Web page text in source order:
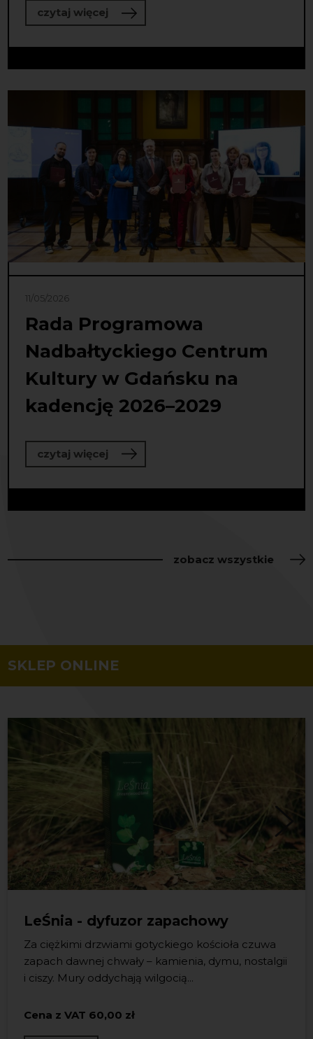
czytaj więcejo Wiemy, w czyje ręce trafiła
11/05/2026
Rada Programowa
Nadbałtyckiego Centrum
Kultury w Gdańsku na
kadencję 2026–2029
czytaj więcejo Rada Programowa
zobacz wszystkie
SKLEP ONLINE
LeŚnia - dyfuzor zapachowy
Za ciężkimi drzwiami gotyckiego kościoła czuwa
zapach dawnej chwały – kamienia, dymu, nostalgii
i ciszy. Mury oddychają wilgocią...
Cena z VAT 60,00 zł
Książka „LeŚnia” to wyjątkowe
wydawnictwo, będące
zwieńczeniem projektu, który
celebrował 30. rocznicę obecności
Zestaw kolekcjonerski łączący artystyczną książkę
LeŚnia wydaną przezNadbałtyckie Centrum
inspirowa...